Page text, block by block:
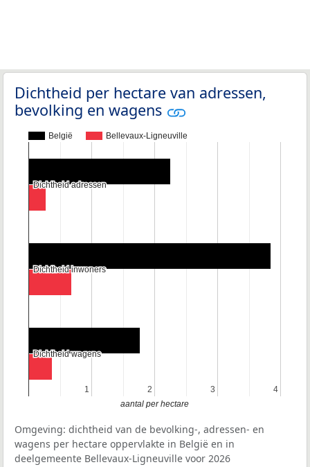
Dichtheid per hectare van adressen,
bevolking en wagens
België Bellevaux-Ligneuville
1
1 2
2 3
3 4
4
Dichtheid adressen
Dichtheid adressen
Dichtheid inwoners
Dichtheid inwoners
Dichtheid wagens
Dichtheid wagens
aantal per hectare
Omgeving: dichtheid van de bevolking-, adressen- en
wagens per hectare oppervlakte in België en in
deelgemeente Bellevaux-Ligneuville voor 2026